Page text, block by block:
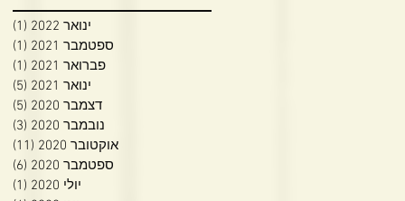
ינואר 2022 (1)
ספטמבר 2021
(1)
פברואר 2021
(1)
ינואר 2021
(5)
דצמבר 2020
(5)
נובמבר 2020
(3)
אוקטובר 2020
(11)
ספטמבר 2020
(6)
יולי 2020
(1)